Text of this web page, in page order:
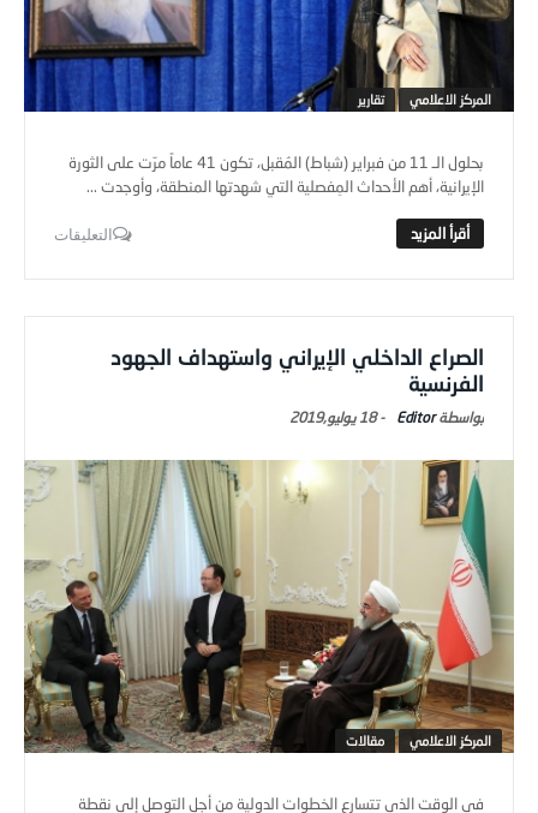
المركز الاعلامي تقارير
بحلول الـ 11 من فبراير (شباط) المُقبل، تكون 41 عاماً مرّت على الثورة
الإيرانية، أهم الأحداث المِفصلية التي شهدتها المنطقة، وأوجدت ...
التعليقات
الصراع الداخلي الإيراني واستهداف الجهود
الفرنسية
Editor
-18 يوليو,2019
المركز الاعلامي مقالات
في الوقت الذي تتسارع الخطوات الدولية من أجل التوصل إلى نقطة